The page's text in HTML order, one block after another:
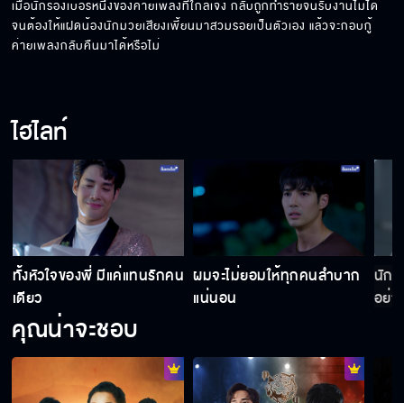
เสียงเหมือนอึ้งถูกวัวเหยียบ
ถ้าพ่อแม่ยังอยู่ เราคงไม่แยกจากกัน
จะให้ผมเป็นนักร้องแทน
เมื่อนักร้องเบอร์หนึ่งของค่ายเพลงที่ใกล้เจ๊ง กลับถูกทำร้ายจนรับงานไม่ได้
จนต้องให้แฝดน้องนักมวยเสียงเพี้ยนมาสวมรอยเป็นตัวเอง แล้วจะกอบกู้
ค่ายเพลงกลับคืนมาได้หรือไม่
ไฮไลท์
ทั้งหัวใจของพี่ มีแค่แทนรักคน
เดียว
ผมจะไม่ยอมให้ทุกคนลำบาก
แน่นอน
นักสู้
อย่า
คุณน่าจะชอบ